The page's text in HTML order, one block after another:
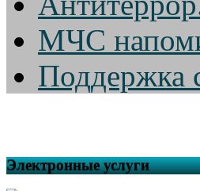
МЧС
Поддержка
Электронные услуги